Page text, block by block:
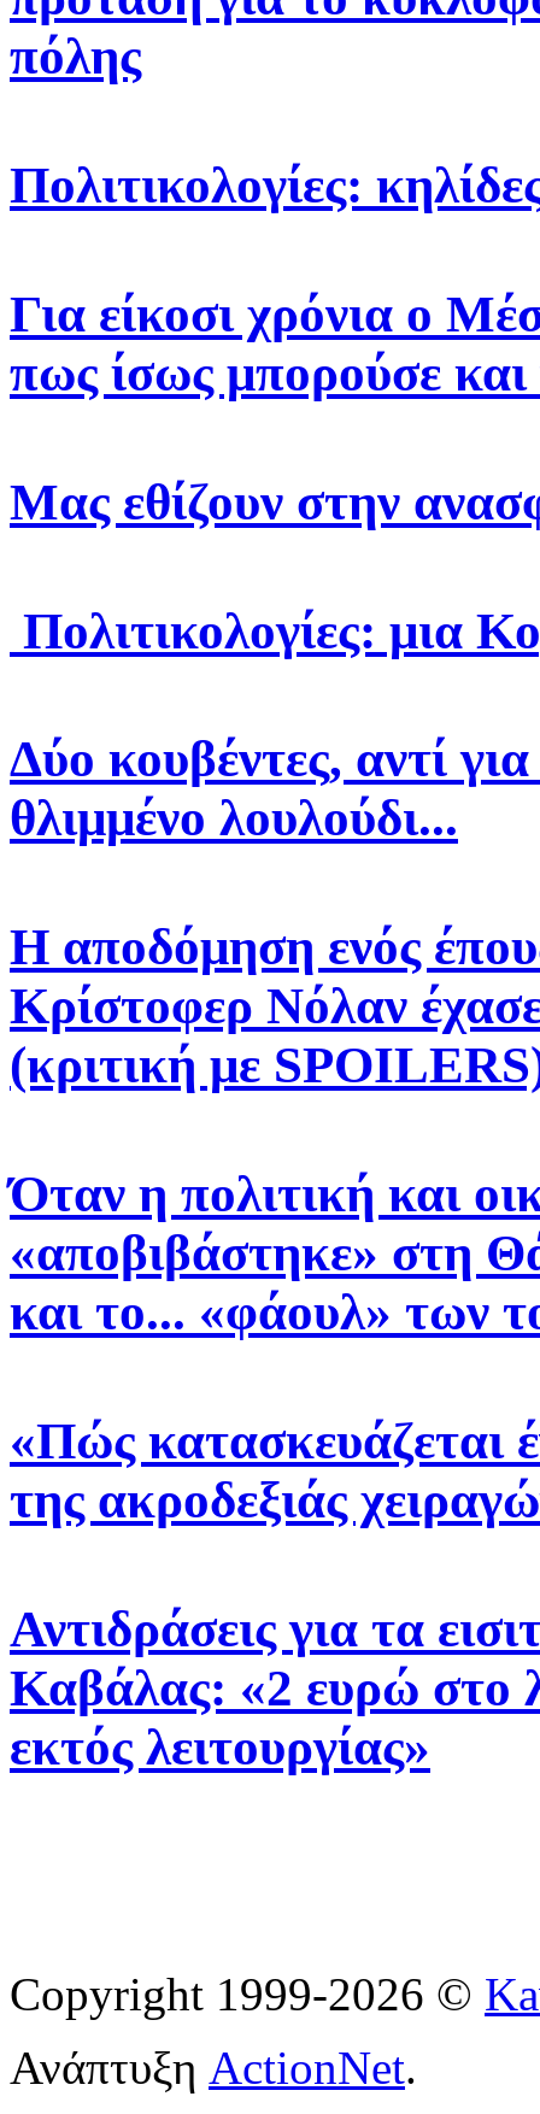
πόλης
Πολιτικολογίες:
Για είκοσι χρόνια ο
πως ίσως μπορούσε και
Μας εθίζουν στην
Πολιτικολογίες: μια
Δύο κουβέντες, αντί
θλιμμένο λουλούδι...
Η αποδόμηση ενός
Κρίστοφερ Νόλαν
(κριτική με
Όταν η πολιτική και
«αποβιβάστηκε» στη
και το... «φάουλ» των
«Πώς κατασκευάζεται
της ακροδεξιάς
Αντιδράσεις για τα
Καβάλας: «2 ευρώ στο
εκτός λειτουργίας»
Copyright 1999-2026 ©
Ανάπτυξη ActionNet.